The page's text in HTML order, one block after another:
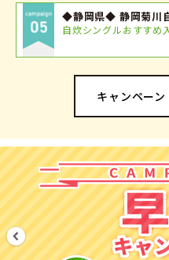
◆静岡県◆ 静岡菊川
自炊シングルおすすめ
キャンペー